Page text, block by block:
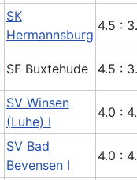
SK
Hermannsburg
4.5 :
SF Buxtehude 4.5 :
SV Winsen
(Luhe) I
4.0 :
SV Bad
Bevensen I
4.0 :